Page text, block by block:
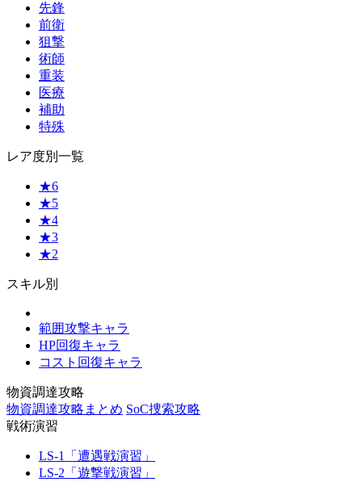
先鋒
前衛
狙撃
術師
重装
医療
補助
特殊
レア度別一覧
★6
★5
★4
★3
★2
スキル別
範囲攻撃キャラ
HP回復キャラ
コスト回復キャラ
物資調達攻略
物資調達攻略まとめ SoC捜索攻略
戦術演習
LS-1「遭遇戦演習」
LS-2「遊撃戦演習」